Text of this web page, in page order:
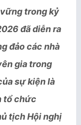
trong kỷ
đã diễn ra
đảo các nhà
gia trong
sự kiện là
tổ chức
tịch Hội nghị